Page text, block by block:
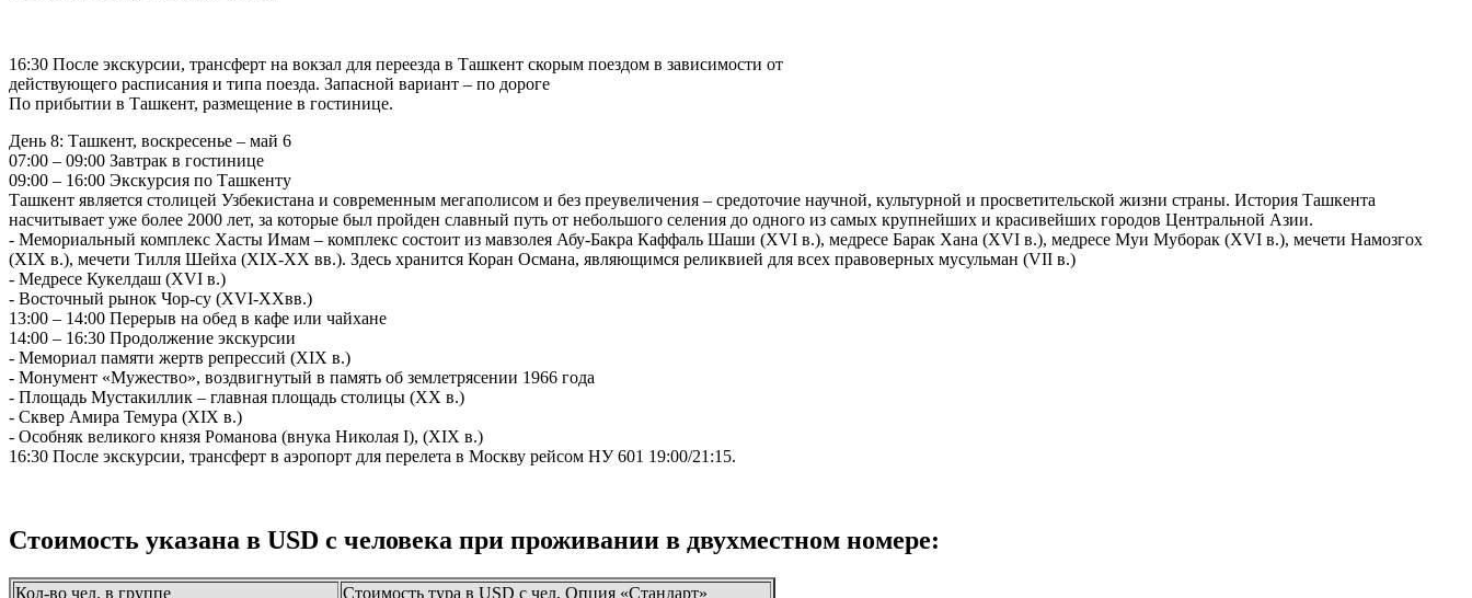
16:30 После экскурсии, трансферт на вокзал для переезда в Ташкент скорым поездом в зависимости от
действующего расписания и типа поезда. Запасной вариант – по дороге
По прибытии в Ташкент, размещение в гостинице.
День 8: Ташкент, воскресенье – май 6
07:00 – 09:00 Завтрак в гостинице
09:00 – 16:00 Экскурсия по Ташкенту
Ташкент является столицей Узбекистана и современным мегаполисом и без преувеличения – средоточие научной, культурной и просветительской жизни страны. История Ташкента
насчитывает уже более 2000 лет, за которые был пройден славный путь от небольшого селения до одного из самых крупнейших и красивейших городов Центральной Азии.
- Мемориальный комплекс Хасты Имам – комплекс состоит из мавзолея Абу-Бакра Каффаль Шаши (XVI в.), медресе Барак Хана (XVI в.), медресе Муи Муборак (XVI в.), мечети Намозгох
(XIX в.), мечети Тилля Шейха (XIX-XX вв.). Здесь хранится Коран Османа, являющимся реликвией для всех правоверных мусульман (VII в.)
- Медресе Кукелдаш (XVI в.)
- Восточный рынок Чор-су (XVI-XXвв.)
13:00 – 14:00 Перерыв на обед в кафе или чайхане
14:00 – 16:30 Продолжение экскурсии
- Мемориал памяти жертв репрессий (XIX в.)
- Монумент «Мужество», воздвигнутый в память об землетрясении 1966 года
- Площадь Мустакиллик – главная площадь столицы (XX в.)
- Сквер Амира Темура (XIX в.)
- Особняк великого князя Романова (внука Николая I), (XIX в.)
16:30 После экскурсии, трансферт в аэропорт для перелета в Москву рейсом НУ 601 19:00/21:15.
Стоимость указана в USD с человека при проживании в двухместном номере:
Кол-во чел. в группе Стоимость тура в USD с чел, Опция «Стандарт»